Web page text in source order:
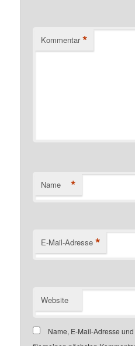
Kommentar *
Name *
E-Mail-Adresse *
Website
Name, E-Mail-Adresse